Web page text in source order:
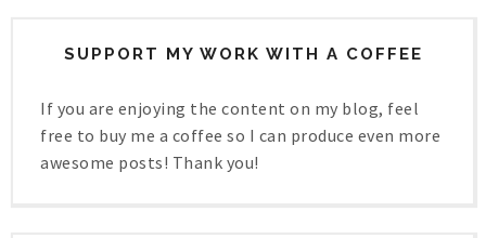
SUPPORT MY WORK WITH A COFFEE
If you are enjoying the content on my blog, feel
free to buy me a coffee so I can produce even more
awesome posts! Thank you!